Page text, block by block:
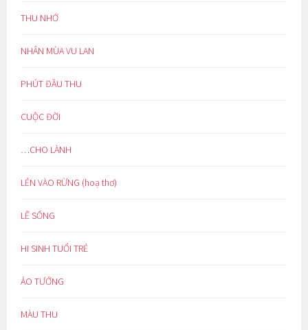
THU NHỚ
NHÂN MÙA VU LAN
PHÚT ĐẦU THU
CUỘC ĐỜI
…CHO LÀNH
LẺN VÀO RỪNG (hoạ thơ)
LẼ SỐNG
HI SINH TUỔI TRẺ
ẢO TƯỞNG
MÀU THU